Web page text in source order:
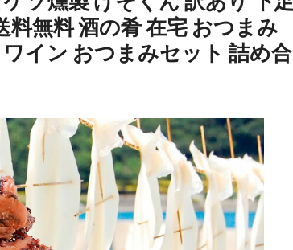
料無料 酒の肴 在宅 おつまみ
イン おつまみセット 詰め合